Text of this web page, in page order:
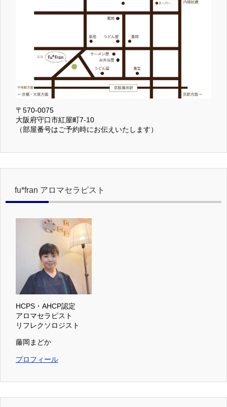
〒570-0075
大阪府守口市紅屋町7-10
（部屋番号はご予約時にお伝えいたします）
fu*fran アロマセラピスト
HCPS・AHCP認定
アロマセラピスト
リフレクソロジスト
藤岡まどか
プロフィール